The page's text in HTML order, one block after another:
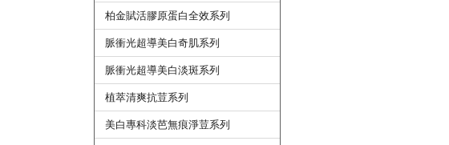
柏金賦活膠原蛋白全效系列
脈衝光超導美白奇肌系列
脈衝光超導美白淡斑系列
植萃清爽抗荳系列
美白專科淡芭無痕淨荳系列